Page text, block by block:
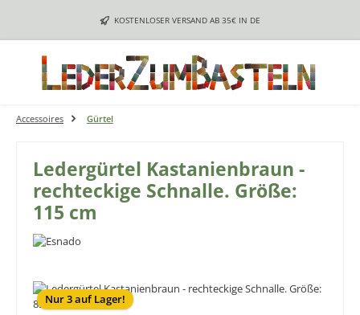
Zum Hauptinhalt springenKOSTENLOSER VERSAND AB 35€ IN DE
Accessoires Gürtel
Ledergürtel Kastanienbraun -
rechteckige Schnalle. Größe:
115 cm
Bildergalerie überspringen
Nur 3 auf Lager!